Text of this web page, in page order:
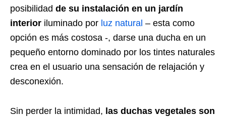
posibilidad de su instalación en un jardín
interior iluminado por luz natural – esta como
opción es más costosa -, darse una ducha en un
pequeño entorno dominado por los tintes naturales
crea en el usuario una sensación de relajación y
desconexión.
Sin perder la intimidad, las duchas vegetales son